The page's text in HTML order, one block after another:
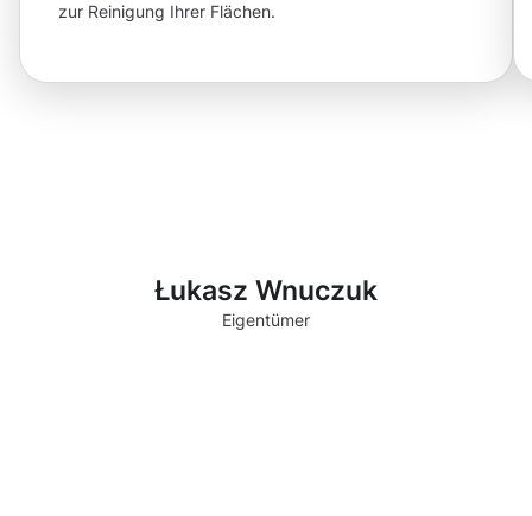
zur Reinigung Ihrer Flächen.
Łukasz Wnuczuk
Eigentümer